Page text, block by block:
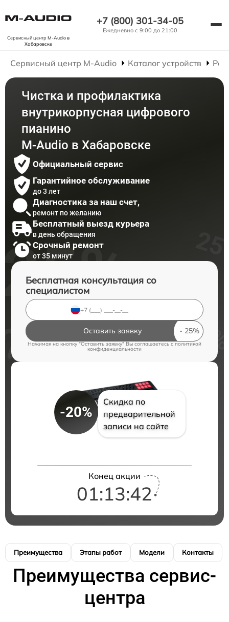
Сервисный центр M-Audioв
Хабаровске
+7 (800) 301-34-05
Ежедневно с 9:00 до 21:00
Сервисный центр M-Audio Каталог устройств
Чистка и профилактика
внутрикорпусная цифрового
пианино
M-Audio в Хабаровске
Официальный сервис
Гарантийное обслуживание
до 3 лет
Диагностика за наш счет,
ремонт по желанию
Бесплатный выезд курьера
в день обращения
Срочный ремонт
от 35 минут
Бесплатная консультация со
специалистом
Оставить заявку
Нажимая на кнопку "Оставить заявку" Вы соглашаетесь cполитикой
конфиденциальности
-20%
Скидка по
предварительной
записи на сайте
Конец акции
01:13:42
Преимущества Этапы работ Модели Контакты
Преимущества сервис-
центра